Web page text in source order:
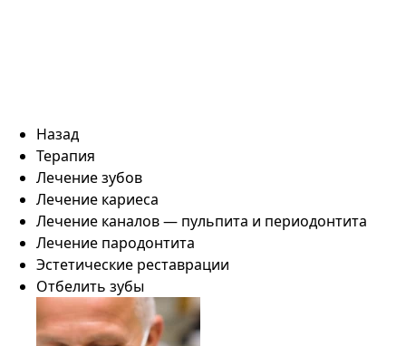
Назад
Терапия
Лечение зубов
Лечение кариеса
Лечение каналов — пульпита и периодонтита
Лечение пародонтита
Эстетические реставрации
Отбелить зубы